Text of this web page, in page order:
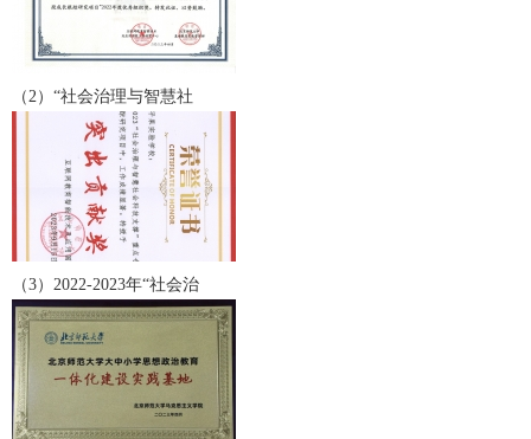
（2）“社会治理与智慧社
（3）2022-2023年“社会治